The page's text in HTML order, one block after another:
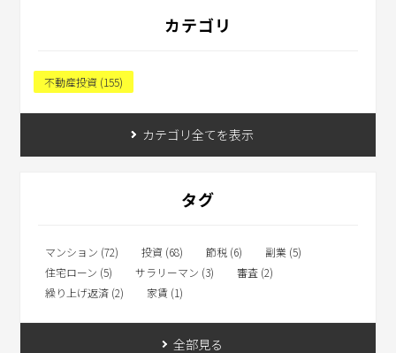
カテゴリ
不動産投資 (155)
カテゴリ全てを表示
タグ
マンション (72) 投資 (68) 節税 (6)
副業 (5)
住宅ローン (5)
サラリーマン (3)
審査 (2)
繰り上げ返済 (2)
家賃 (1)
全部見る